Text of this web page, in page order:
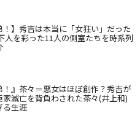
！】秀吉は本当に「女狂い」だった
人を彩った11人の側室たちを時系列
！』茶々＝悪女はほぼ創作？秀吉が
家滅亡を背負わされた茶々(井上和)
る生涯